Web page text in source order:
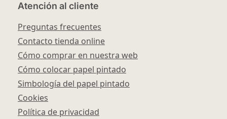
Atención al cliente
Preguntas frecuentes
Contacto tienda online
Cómo comprar en nuestra web
Cómo colocar papel pintado
Simbología del papel pintado
Cookies
Política de privacidad